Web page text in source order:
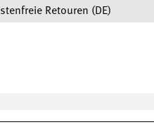
Retouren (DE)